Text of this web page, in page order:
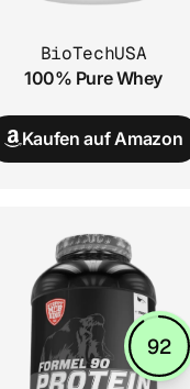
BioTechUSA
100% Pure Whey
Kaufen auf Amazon
92